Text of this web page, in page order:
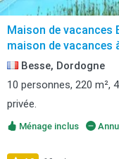
Maison de vacances
maison de vacances
Besse, Dordogne
10 personnes, 220 m²,
privée.
Ménage inclus